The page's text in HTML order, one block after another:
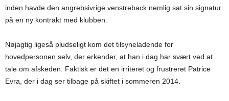
inden havde den angrebsivrige venstreback nemlig sat sin signatur
på en ny kontrakt med klubben.
Nøjagtig ligeså pludseligt kom det tilsyneladende for
hovedpersonen selv, der erkender, at han i dag har svært ved at
tale om afskeden. Faktisk er det en irriteret og frustreret Patrice
Evra, der i dag ser tilbage på skiftet i sommeren 2014.